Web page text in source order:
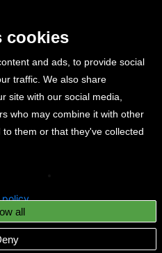
voor het
mijn gegevens. Meer
lettertjes
cookies
and ads, to provide social
traffic. We also share
site with our social media,
who may combine it with other
them or that they've collected
all
policy